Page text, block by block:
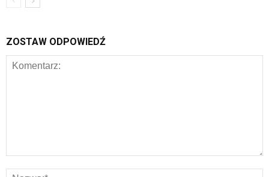
ZOSTAW ODPOWIEDŹ